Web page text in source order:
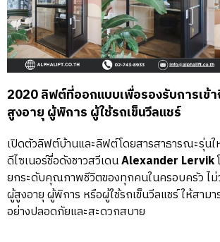
2020 ลิฟต์ที่ออกแบบเพื่อรองรับการเข้
สูงอายุ ผู้พิการ ผู้ใช้รถเข็นวีลแชร์
เปิดตัวลิฟต์บ้านและลิฟต์โดยสารสาธารณะรุ่น
ดีไซเนอร์ชื่อดังชาวสวีเดนAlexander Lervik
ยกระดับคุณภาพชีวิตของทุกคนในครอบครัว ไม่
ผู้สูงอายุ ผู้พิการ หรือผู้ใช้รถเข็นวีลแชร์ ให้สาม
อย่างปลอดภัยและสะดวกสบาย